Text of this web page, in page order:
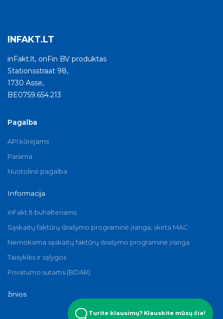
INFAKT.LT
inFakt.lt, onFin BV produktas
Stationsstraat 98,
1730 Asse,
BE0759.654.213
Pagalba
API kūrėjams
Parama
Nuotolinė pagalba
Informacija
inFakt.lt buhalteriams
Sąskaitų faktūrų išrašymo programinė įranga, skirta MAC
Nemokama sąskaitų faktūrų išrašymo programinė įranga
Taisyklės ir sąlygos
Privatumo sutartis (BDAR)
žinios
Turite klausimų? Klauskite mūsų čia!